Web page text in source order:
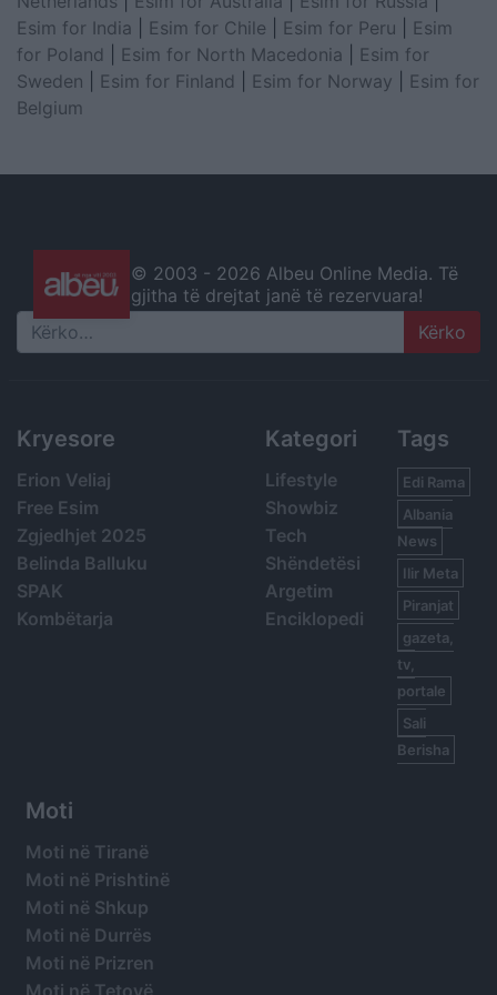
Esim for India
Esim for Chile Esim for Peru
Esim
for Poland
Esim for North Macedonia
Esim for
Sweden
Esim for Finland Esim for Norway
Esim for
Belgium
© 2003 - 2026 Albeu Online Media. Të
gjitha të drejtat janë të rezervuara!
Search
Kryesore
Erion Veliaj
Free Esim
Zgjedhjet 2025
Belinda Balluku
SPAK
Kombëtarja
Kategori
Lifestyle
Showbiz
Tech
Shëndetësi
Argetim
Enciklopedi
Tags
Edi Rama
Albania
News
Ilir Meta
Piranjat
gazeta,
tv,
portale
Sali
Berisha
Moti
Moti në Tiranë
Moti në Prishtinë
Moti në Shkup
Moti në Durrës
Moti në Prizren
Moti në Tetovë